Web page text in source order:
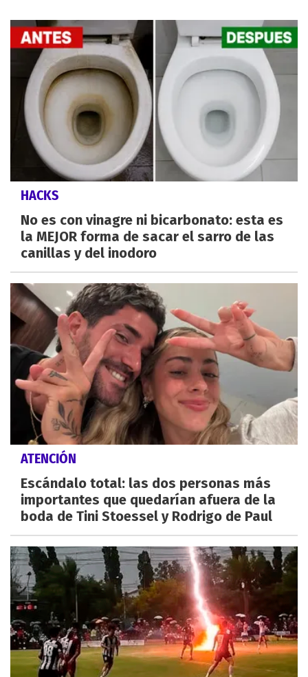
HACKS
No es con vinagre ni bicarbonato: esta es
la MEJOR forma de sacar el sarro de las
canillas y del inodoro
ATENCIÓN
Escándalo total: las dos personas más
importantes que quedarían afuera de la
boda de Tini Stoessel y Rodrigo de Paul